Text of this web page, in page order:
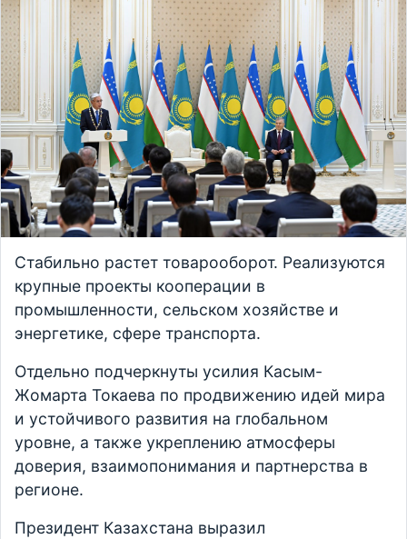
Стабильно растет товарооборот. Реализуются
крупные проекты кооперации в
промышленности, сельском хозяйстве и
энергетике, сфере транспорта.
Отдельно подчеркнуты усилия Касым-
Жомарта Токаева по продвижению идей мира
и устойчивого развития на глобальном
уровне, а также укреплению атмосферы
доверия, взаимопонимания и партнерства в
регионе.
Президент Казахстана выразил